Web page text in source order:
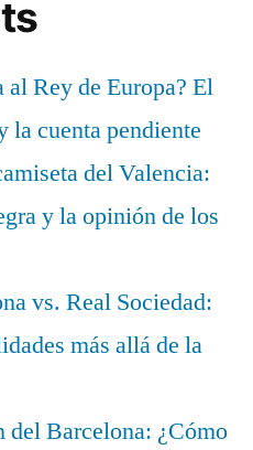
al Rey de Europa? El
la cuenta pendiente
del Valencia:
y la opinión de los
vs. Real Sociedad:
más allá de la
del Barcelona: ¿Cómo